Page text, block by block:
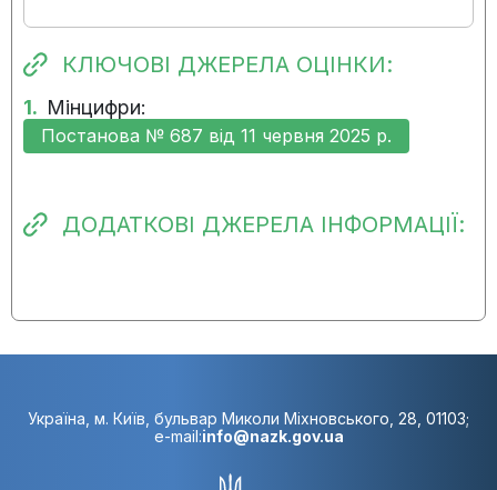
КЛЮЧОВІ ДЖЕРЕЛА ОЦІНКИ:
1. Мінцифри:
Постанова № 687 від 11 червня 2025 р.
ДОДАТКОВІ ДЖЕРЕЛА ІНФОРМАЦІЇ:
Україна, м. Київ, бульвар Миколи Міхновського, 28, 01103;
e-mail:info@nazk.gov.ua